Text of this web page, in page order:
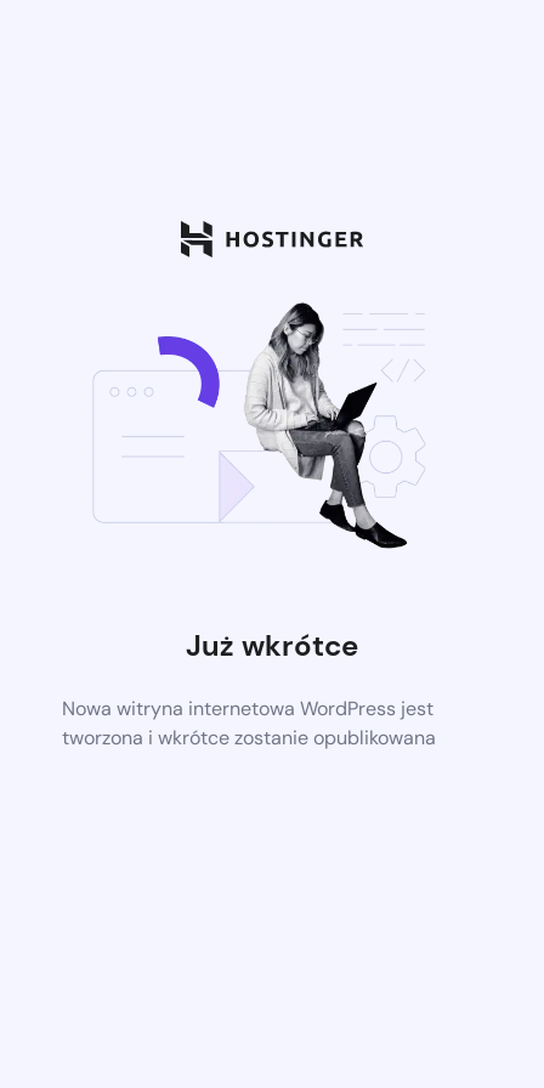
Już wkrótce
Nowa witryna internetowa WordPress jest
tworzona i wkrótce zostanie opublikowana